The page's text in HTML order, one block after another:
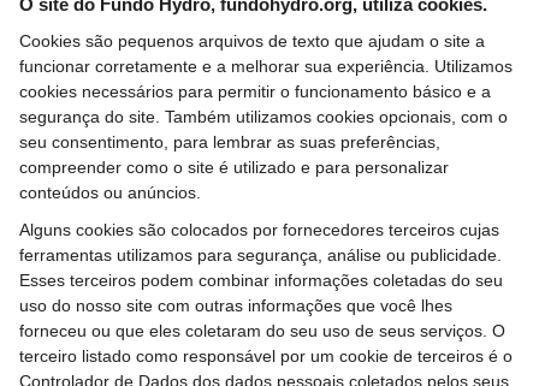
Contato
fundohydro@fundohydro.org
Privacidade Mapa do Site
O site do Fundo Hydro, fundohydro.org, utiliza cookies.
Cookies são pequenos arquivos de texto que ajudam o site a
funcionar corretamente e a melhorar sua experiência. Utilizamos
cookies necessários para permitir o funcionamento básico e a
segurança do site. Também utilizamos cookies opcionais, com o
seu consentimento, para lembrar as suas preferências,
compreender como o site é utilizado e para personalizar
conteúdos ou anúncios.
Alguns cookies são colocados por fornecedores terceiros cujas
ferramentas utilizamos para segurança, análise ou publicidade.
Esses terceiros podem combinar informações coletadas do seu
uso do nosso site com outras informações que você lhes
forneceu ou que eles coletaram do seu uso de seus serviços. O
terceiro listado como responsável por um cookie de terceiros é o
Controlador de Dados dos dados pessoais coletados pelos seus